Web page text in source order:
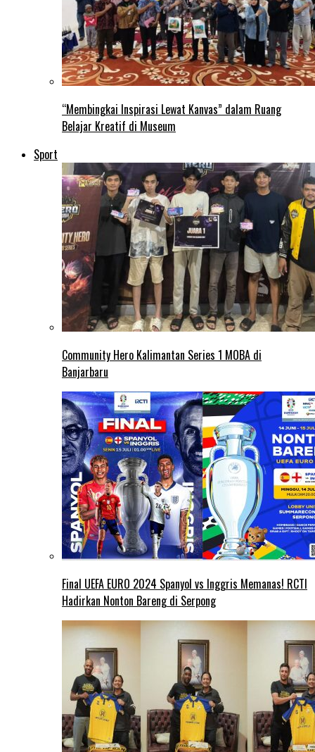
“Membingkai Inspirasi Lewat Kanvas” dalam Ruang
Belajar Kreatif di Museum
Sport
Community Hero Kalimantan Series 1 MOBA di
Banjarbaru
Final UEFA EURO 2024 Spanyol vs Inggris Memanas! RCTI
Hadirkan Nonton Bareng di Serpong